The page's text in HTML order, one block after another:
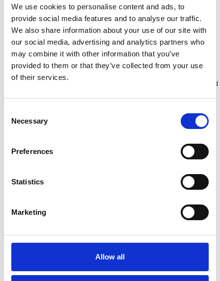
We use cookies to personalise content and ads, to
provide social media features and to analyse our traffic.
We also share information about your use of our site with
our social media, advertising and analytics partners who
may combine it with other information that you’ve
provided to them or that they’ve collected from your use
of their services.
Selection
Necessary
Preferences
Statistics
Marketing
Allow all
€299,00 €307,61 Excl.
Btw
Bekijk product
€559,00 €635,95
Btw
Bekijk product
Gratis verzending in Nederland
Altrex RS Tower 34
€1.200,00 €1.298,00
ASC A-line kamersteiger
€599,00 €686,00 Excl.